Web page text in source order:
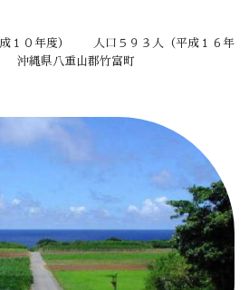
成１０年度） 人口５９３人（平成１６年
沖縄県八重山郡竹富町